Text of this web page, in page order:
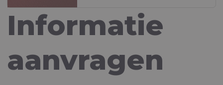
Informatie
aanvragen